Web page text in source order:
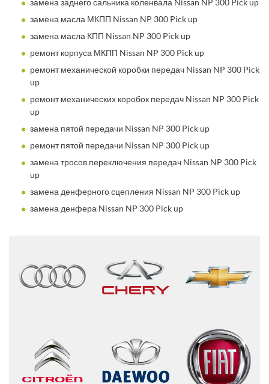
замена масла МКПП Nissan NP 300 Pick up
замена масла КПП Nissan NP 300 Pick up
ремонт корпуса МКПП Nissan NP 300 Pick up
ремонт механической коробки передач Nissan NP 300 Pick
up
ремонт механических коробок передач Nissan NP 300 Pick
up
замена пятой передачи Nissan NP 300 Pick up
ремонт пятой передачи Nissan NP 300 Pick up
замена тросов переключения передач Nissan NP 300 Pick
up
замена денферного сцепления Nissan NP 300 Pick up
замена денфера Nissan NP 300 Pick up